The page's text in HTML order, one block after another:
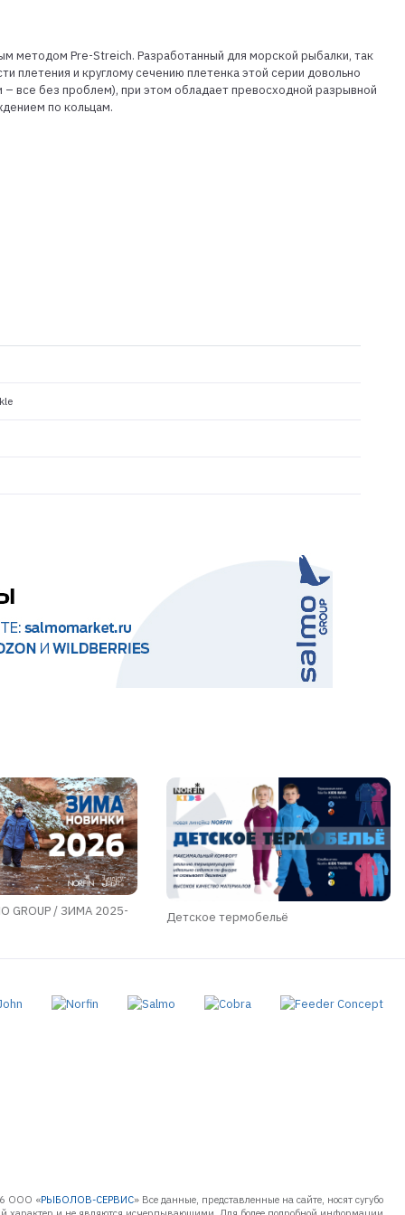
методом Pre-Streich. Разработанный для морской рыбалки, так
плетения и круглому сечению плетенка этой серии довольно
все без проблем), при этом обладает превосходной разрывной
по кольцам.
GROUP / ЗИМА 2025-
Детское термобельё
ООО «РЫБОЛОВ-СЕРВИС» Все данные, представленные на сайте, носят сугубо